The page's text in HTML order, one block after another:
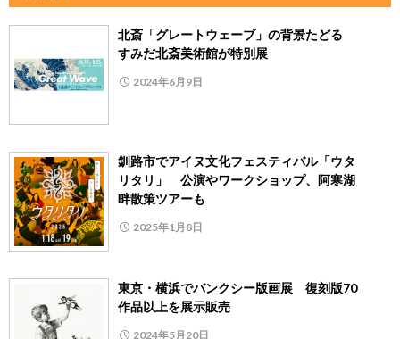
北斎「グレートウェーブ」の背景たどる
すみだ北斎美術館が特別展
2024年6月9日
釧路市でアイヌ文化フェスティバル「ウタ
リタリ」 公演やワークショップ、阿寒湖
畔散策ツアーも
2025年1月8日
東京・横浜でバンクシー版画展 復刻版70
作品以上を展示販売
2024年5月20日